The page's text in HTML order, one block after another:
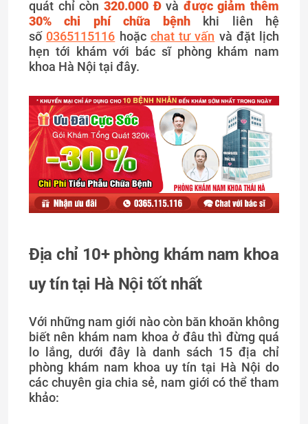
quát chỉ còn 320.000 Đ và được giảm thêm
30% chi phí chữa bệnh
khi liên hệ
số 0365115116 hoặc chat tư vấn và đặt lịch
hẹn tới khám với bác sĩ phòng khám nam
khoa Hà Nội tại đây.
Địa chỉ 10+ phòng khám nam khoa
uy tín tại Hà Nội tốt nhất
Với những nam giới nào còn băn khoăn không
biết nên khám nam khoa ở đâu thì đừng quá
lo lắng, dưới đây là danh sách 15 địa chỉ
phòng khám nam khoa uy tín tại Hà Nội do
các chuyên gia chia sẻ, nam giới có thể tham
khảo: